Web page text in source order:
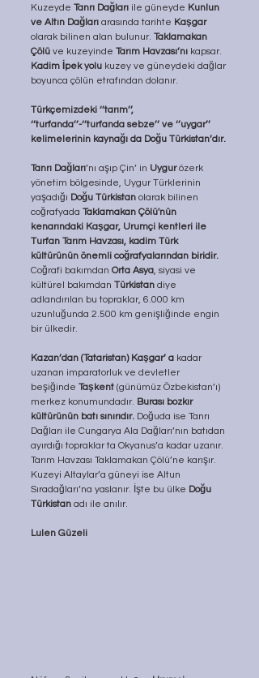
Kuzeyde Tanrı Dağları ile güneyde Kunlun
ve Altın Dağları arasında tarihte Kaşgar
olarak bilinen alan bulunur. Taklamakan
Çölü ve kuzeyinde Tarım Havzası’nı kapsar.
Kadim İpek yolu kuzey ve güneydeki dağlar
boyunca çölün etrafından dolanır.
Türkçemizdeki ‘’tarım’’,
‘’turfanda’’-‘’turfanda sebze’’ ve ‘’uygar’’
kelimelerinin kaynağı da Doğu Türkistan’dır.
Tanrı Dağları’nı aşıp Çin’ in Uygur özerk
yönetim bölgesinde, Uygur Türklerinin
yaşadığı Doğu Türkistan olarak bilinen
coğrafyada Taklamakan Çölü'nün
kenarındaki Kaşgar, Urumçi kentleri ile
Turfan Tarım Havzası, kadim Türk
kültürünün önemli coğrafyalarından biridir.
Coğrafi bakımdan Orta Asya, siyasi ve
kültürel bakımdan Türkistan diye
adlandırılan bu topraklar, 6.000 km
uzunluğunda 2.500 km genişliğinde engin
bir ülkedir.
Kazan’dan (Tataristan) Kaşgar’ a kadar
uzanan imparatorluk ve devletler
beşiğinde Taşkent (günümüz Özbekistan’ı)
merkez konumundadır. Burası bozkır
kültürünün batı sınırıdır. Doğuda ise Tanrı
Dağları ile Cungarya Ala Dağları’nın batıdan
ayırdığı topraklar ta Okyanus’a kadar uzanır.
Tarım Havzası Taklamakan Çölü’ne karışır.
Kuzeyi Altaylar’a güneyi ise Altun
Sıradağları’na yaslanır. İşte bu ülke Doğu
Türkistan adı ile anılır.
Lulen Güzeli